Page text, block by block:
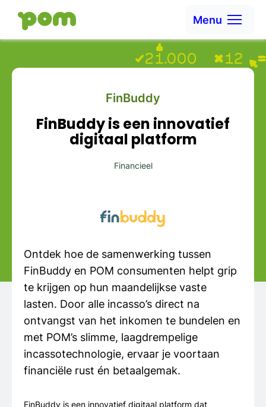
Ga naar Home
Menu
FinBuddy
FinBuddy is een innovatief
digitaal platform
Financieel
Ontdek hoe de samenwerking tussen
FinBuddy en POM consumenten helpt grip
te krijgen op hun maandelijkse vaste
lasten. Door alle incasso’s direct na
ontvangst van het inkomen te bundelen en
met POM’s slimme, laagdrempelige
incassotechnologie, ervaar je voortaan
financiële rust én betaalgemak.
FinBuddy is een innovatief digitaal platform dat